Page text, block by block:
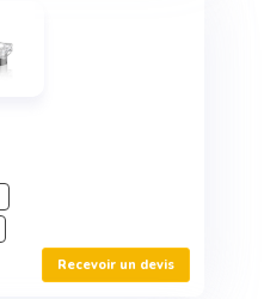
Recevoir un devis